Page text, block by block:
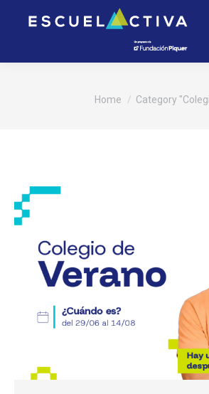
You are here:
Home Category